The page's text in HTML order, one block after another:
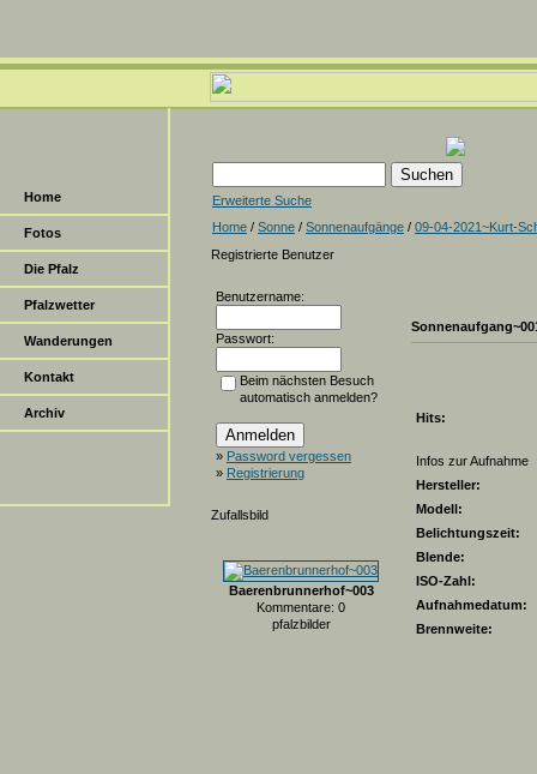
Home
Fotos
Die Pfalz
Pfalzwetter
Wanderungen
Kontakt
Archiv
Erweiterte Suche
Home / Sonne / Sonnenaufgänge / 09-04-2021~Kurt-
Registrierte Benutzer
Benutzername:
Passwort:
Beim nächsten Besuch
automatisch anmelden?
» Password vergessen
» Registrierung
Zufallsbild
Baerenbrunnerhof~003
Kommentare: 0
pfalzbilder
Hits:
Infos zur Aufnahme
Hersteller:
Modell:
Belichtungszeit:
Blende:
ISO-Zahl:
Aufnahmedatum:
Brennweite: